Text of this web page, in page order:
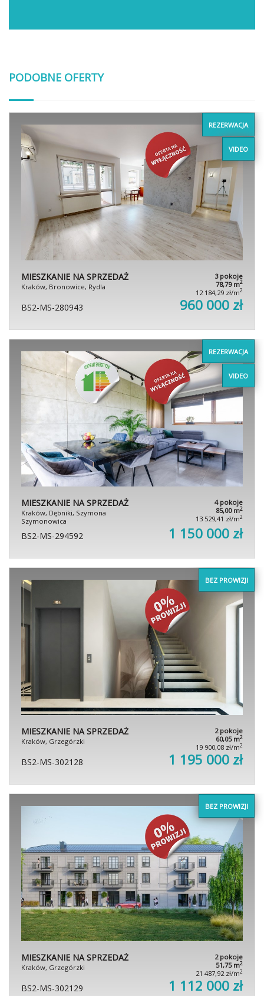
PODOBNE OFERTY
REZERWACJA
VIDEO
MIESZKANIE NA SPRZEDAŻ
Kraków, Bronowice, Rydla
3 pokoje
78,79 m2
12 184,29 zł/m2
BS2-MS-280943 960 000 zł
REZERWACJA
VIDEO
MIESZKANIE NA SPRZEDAŻ
Kraków, Dębniki, Szymona
Szymonowica
4 pokoje
85,00 m2
13 529,41 zł/m2
BS2-MS-294592 1 150 000 zł
BEZ PROWIZJI
MIESZKANIE NA SPRZEDAŻ
Kraków, Grzegórzki
2 pokoje
60,05 m2
19 900,08 zł/m2
BS2-MS-302128 1 195 000 zł
BEZ PROWIZJI
MIESZKANIE NA SPRZEDAŻ
Kraków, Grzegórzki
2 pokoje
51,75 m2
21 487,92 zł/m2
BS2-MS-302129 1 112 000 zł